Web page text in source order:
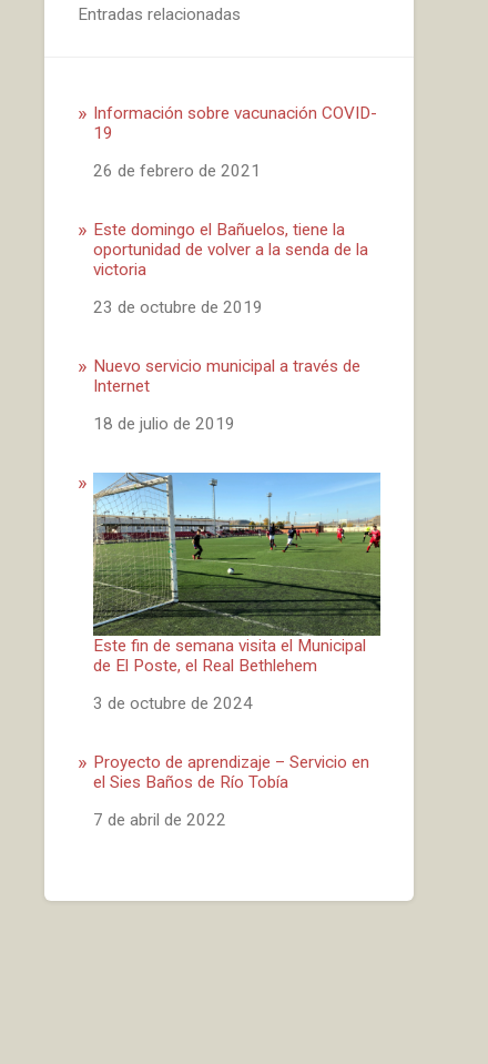
Entradas relacionadas
Información sobre vacunación COVID-
19
Fecha
26 de febrero de 2021
Este domingo el Bañuelos, tiene la
oportunidad de volver a la senda de la
victoria
Fecha
23 de octubre de 2019
Nuevo servicio municipal a través de
Internet
Fecha
18 de julio de 2019
Este fin de semana visita el Municipal
de El Poste, el Real Bethlehem
Fecha
3 de octubre de 2024
Proyecto de aprendizaje – Servicio en
el Sies Baños de Río Tobía
Fecha
7 de abril de 2022